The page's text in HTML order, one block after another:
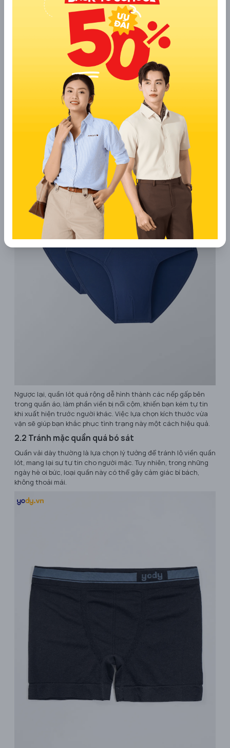
Chính vì vậy, việc lựa chọn quần lót phù hợp để tránh tình
trạng lộ viền là điều mà bất kỳ anh chàng nào cũng nên nắm
rõ. Dưới đây là một số gợi ý hữu ích giúp bạn khắc phục vấn đề
này một cách hiệu quả, cùng YODY khám phá ngay nhé!
2.1 Ưu tiên mặc quần lót vừa với cơ thể
Khi chọn quần lót để tránh lộ viền, điều quan trọng nhất là đảm
bảo kích cỡ phù hợp với vòng ba của bạn. Một chiếc quần lót
quá chật không chỉ gây khó chịu mà còn khiến viền quần ép
sát vào da, tạo nên những đường hằn rõ rệt, ảnh hưởng đến vẻ
Ngược lại, quần lót quá rộng dễ hình thành các nếp gấp bên
trong quần áo, làm phần viền bị nổi cộm, khiến bạn kém tự tin
khi xuất hiện trước người khác. Việc lựa chọn kích thước vừa
vặn sẽ giúp bạn khắc phục tình trạng này một cách hiệu quả.
2.2 Tránh mặc quần quá bó sát
Quần vải dày thường là lựa chọn lý tưởng để tránh lộ viền quần
lót, mang lại sự tự tin cho người mặc. Tuy nhiên, trong những
ngày hè oi bức, loại quần này có thể gây cảm giác bí bách,
không thoải mái.